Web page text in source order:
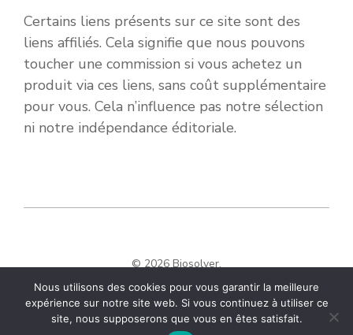
Certains liens présents sur ce site sont des
liens affiliés. Cela signifie que nous pouvons
toucher une commission si vous achetez un
produit via ces liens, sans coût supplémentaire
pour vous. Cela n’influence pas notre sélection
ni notre indépendance éditoriale.
© 2026 Biosolver.
Nous utilisons des cookies pour vous garantir la meilleure
expérience sur notre site web. Si vous continuez à utiliser ce
site, nous supposerons que vous en êtes satisfait.